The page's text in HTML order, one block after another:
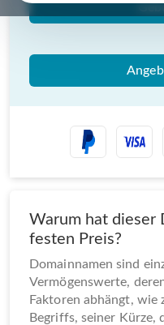
Warum hat dieser
festen Preis?
Domainnamen sind
Vermögenswerte,
Faktoren abhängt, wie
Begriffs, seiner Kürze,